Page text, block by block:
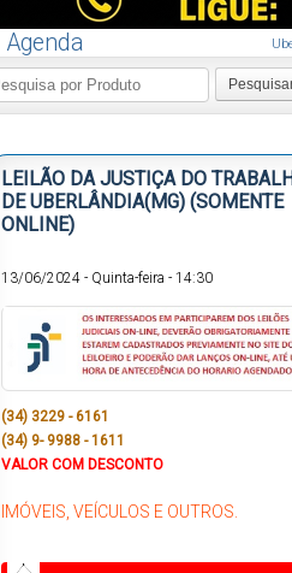
Agenda
LEILÃO DA JUSTIÇA DO
DE UBERLÂNDIA(MG) (SOMENTE
ONLINE)
13/06/2024 - Quinta-feira - 14:30
(34) 3229 - 6161
(34) 9- 9988 - 1611
VALOR COM DESCONTO
IMÓVEIS, VEÍCULOS E OUTROS.